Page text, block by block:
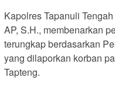
Kapolres Tapanuli
AP, S.H., membenarkan
terungkap berdasarkan
yang dilaporkan korban
Tapteng.